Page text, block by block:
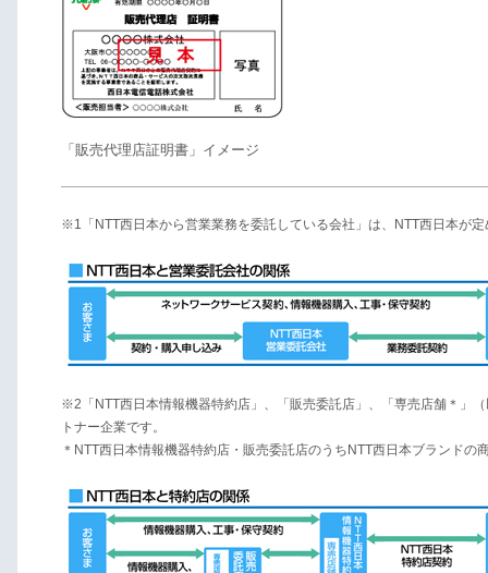
「販売代理店証明書」イメージ
※1「NTT西日本から営業業務を委託している会社」は、NTT西日本が
※2「NTT西日本情報機器特約店」、「販売委託店」、「専売店舗＊」
トナー企業です。
＊NTT西日本情報機器特約店・販売委託店のうちNTT西日本ブランドの